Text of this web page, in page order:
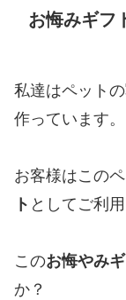
お悔みギフ
私達はペット
作っています。
お客様はこの
ト としてご利
このお悔やみ
か？